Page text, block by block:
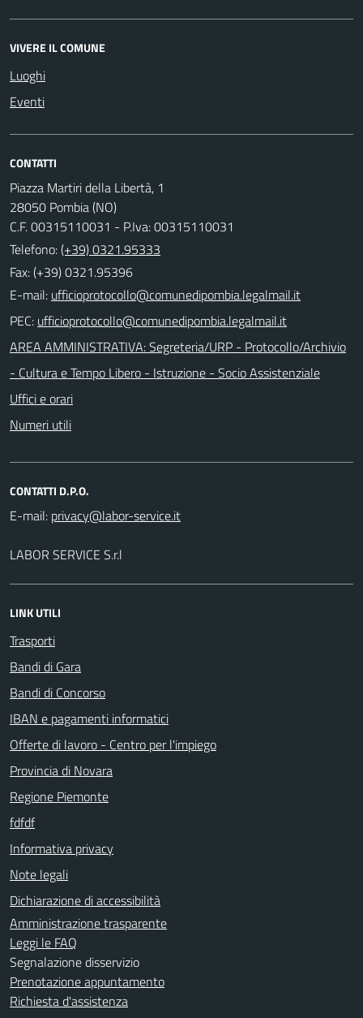
VIVERE IL COMUNE
Luoghi
Eventi
CONTATTI
Piazza Martiri della Libertà, 1
28050 Pombia (NO)
C.F. 00315110031 - P.Iva: 00315110031
Telefono:(+39) 0321.95333
Fax: (+39) 0321.95396
E-mail:
PEC:
AREA AMMINISTRATIVA: Segreteria/URP - Protocollo/Archivio
- Cultura e Tempo Libero - Istruzione - Socio Assistenziale
Uffici e orari
Numeri utili
CONTATTI D.P.O.
E-mail:
LABOR SERVICE S.r.l
LINK UTILI
Trasporti
Bandi di Gara
Bandi di Concorso
IBAN e pagamenti informatici
Offerte di lavoro - Centro per l'impiego
Provincia di Novara
Regione Piemonte
fdfdf
Informativa privacy
Note legali
Dichiarazione di accessibilità
Amministrazione trasparente
Leggi le FAQ
Segnalazione disservizio
Prenotazione appuntamento
Richiesta d'assistenza